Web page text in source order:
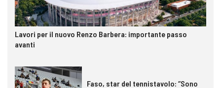
Lavori per il nuovo Renzo Barbera: importante passo
avanti
Faso, star del tennistavolo: “Sono